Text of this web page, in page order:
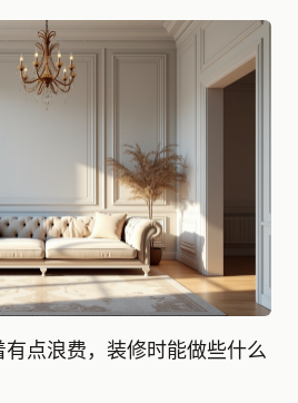
点浪费，装修时能做些什么